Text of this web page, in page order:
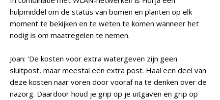
hulpmiddel om de status van bomen en planten op elk
moment te bekijken en te weten te komen wanneer het
nodig is om maatregelen te nemen.
Joan: 'De kosten voor extra watergeven zijn geen
sluitpost, maar meestal een extra post. Haal een deel van
deze kosten naar voren door vooraf na te denken over de
nazorg. Daardoor houd je grip op je uitgaven en grip op